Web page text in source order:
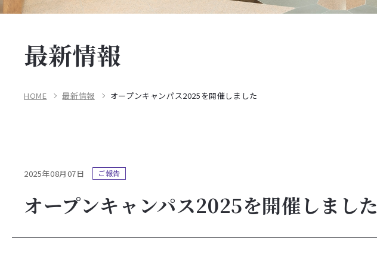
最新情報
HOME 最新情報 オープンキャンパス2025を開催しました
2025年08月07日 ご報告
オープンキャンパス2025を開催しました